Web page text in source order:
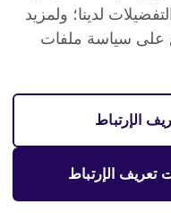
(The United
209131
لدينا؛ ولمزيد
على سياسة ملفات
الإرتباط
تعريف الإرتباط